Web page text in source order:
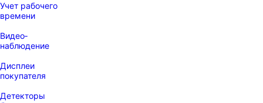
Учет рабочего
времени
Видео‑
наблюдение
Дисплеи
покупателя
Детекторы